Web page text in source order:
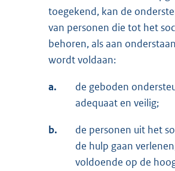
toegekend, kan de
van personen die tot het
behoren, als aan
wordt voldaan:
a.
de geboden
adequaat en veilig;
b.
de personen uit het
de hulp gaan
voldoende op de